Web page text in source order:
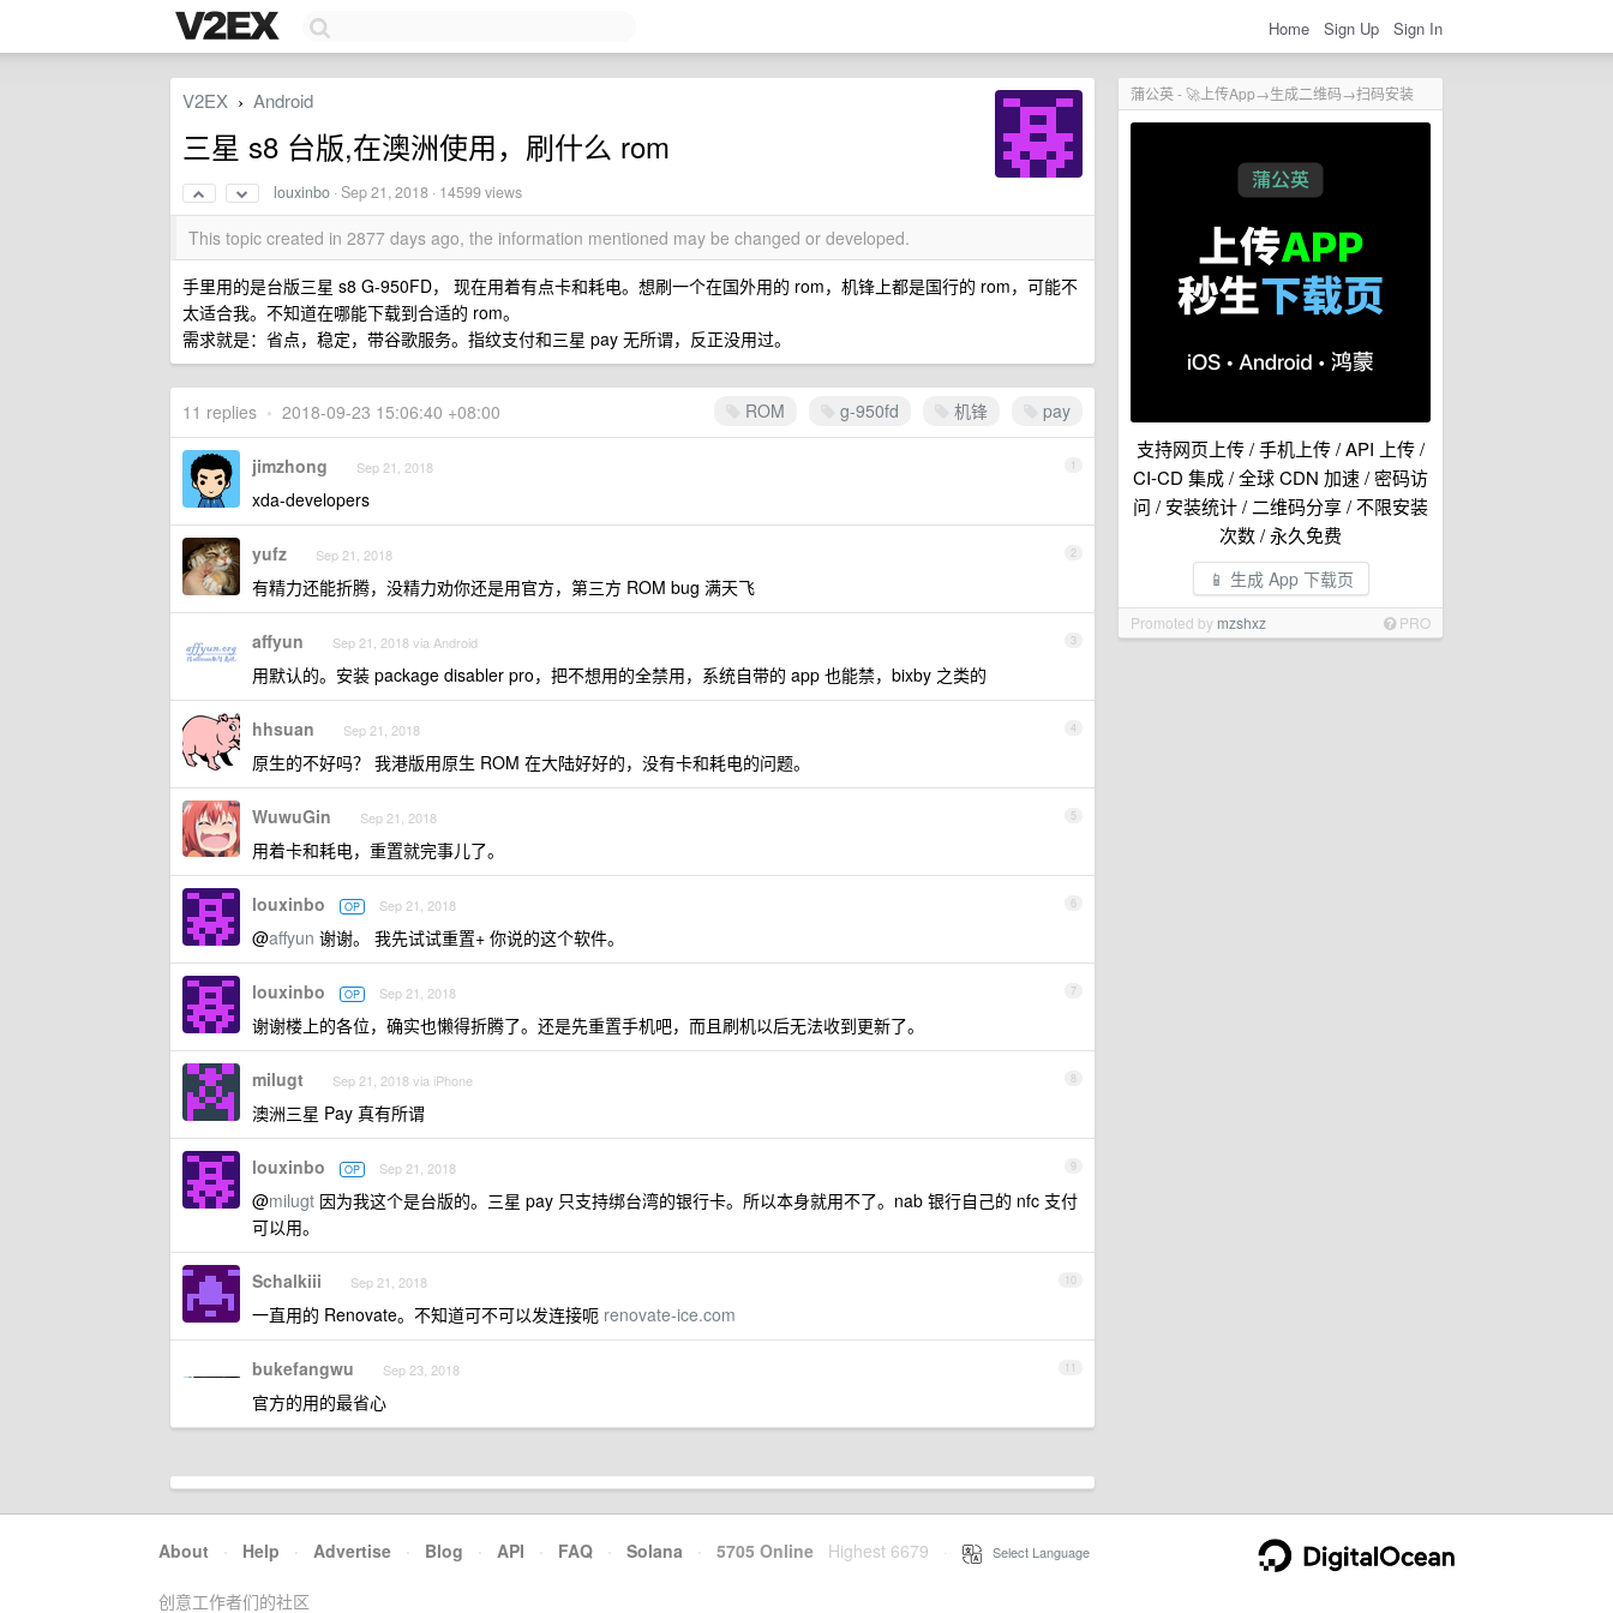
Home Sign Up Sign In
蒲公英 - 🚀上传App→生成二维码→扫码安装
支持网页上传 / 手机上传 / API 上传 /
CI-CD 集成 / 全球 CDN 加速 / 密码访
问 / 安装统计 / 二维码分享 / 不限安装
次数 / 永久免费
📱 生成 App 下载页
Promoted by mzshxz PRO
V2EX › Android
三星 s8 台版,在澳洲使用，刷什么 rom
louxinbo ·Sep 21, 2018 · 14599 views
This topic created in 2877 days ago, the information mentioned may be changed or developed.
手里用的是台版三星 s8 G-950FD， 现在用着有点卡和耗电。想刷一个在国外用的 rom，机锋上都是国行的 rom，可能不
太适合我。不知道在哪能下载到合适的 rom。
需求就是：省点，稳定，带谷歌服务。指纹支付和三星 pay 无所谓，反正没用过。
ROM g-950fd 机锋 pay
11 replies • 2018-09-23 15:06:40 +08:00
1
jimzhong Sep 21, 2018
xda-developers
2
yufz Sep 21, 2018
有精力还能折腾，没精力劝你还是用官方，第三方 ROM bug 满天飞
3
affyun Sep 21, 2018 via Android
用默认的。安装 package disabler pro，把不想用的全禁用，系统自带的 app 也能禁，bixby 之类的
4
hhsuan Sep 21, 2018
原生的不好吗？ 我港版用原生 ROM 在大陆好好的，没有卡和耗电的问题。
5
WuwuGin Sep 21, 2018
用着卡和耗电，重置就完事儿了。
6
louxinbo OP Sep 21, 2018
@affyun 谢谢。 我先试试重置+ 你说的这个软件。
7
louxinbo OP Sep 21, 2018
谢谢楼上的各位，确实也懒得折腾了。还是先重置手机吧，而且刷机以后无法收到更新了。
8
milugt Sep 21, 2018 via iPhone
澳洲三星 Pay 真有所谓
9
louxinbo OP Sep 21, 2018
@milugt 因为我这个是台版的。三星 pay 只支持绑台湾的银行卡。所以本身就用不了。nab 银行自己的 nfc 支付
可以用。
10
Schalkiii Sep 21, 2018
一直用的 Renovate。不知道可不可以发连接呃 renovate-ice.com
11
bukefangwu Sep 23, 2018
官方的用的最省心
About · Help · Advertise · Blog · API · FAQ · Solana · 5705 Online Highest 6679 Select Language
创意工作者们的社区